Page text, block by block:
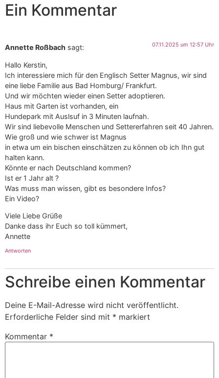
Ein Kommentar
Annette Roßbach sagt: 07.11.2025 um 12:57 Uhr
Hallo Kerstin,
Ich interessiere mich für den Englisch Setter Magnus, wir sind
eine liebe Familie aus Bad Homburg/ Frankfurt.
Und wir möchten wieder einen Setter adoptieren.
Haus mit Garten ist vorhanden, ein
Hundepark mit Auslsuf in 3 Minuten laufnah.
Wir sind liebevolle Menschen und Settererfahren seit 40 Jahren.
Wie groß und wie schwer ist Magnus
in etwa um ein bischen einschätzen zu können ob ich Ihn gut
halten kann.
Könnte er nach Deutschland kommen?
Ist er 1 Jahr alt ?
Was muss man wissen, gibt es besondere Infos?
Ein Video?
Viele Liebe Grüße
Danke dass ihr Euch so toll kümmert,
Annette
Antworten
Schreibe einen Kommentar
Deine E-Mail-Adresse wird nicht veröffentlicht.
Erforderliche Felder sind mit * markiert
Kommentar *